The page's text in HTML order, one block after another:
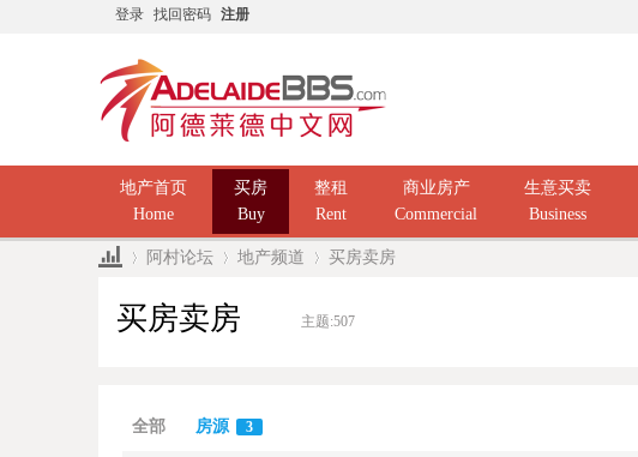
登录 找回密码 注册
地产首页
Home
买房
Buy
整租
Rent
商业房产
Commercial
生意买卖
Business
阿村论坛 地产频道 买房卖房
买房卖房 主题:507
全部 房源 3